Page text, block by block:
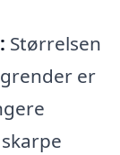
Størrelsen
er